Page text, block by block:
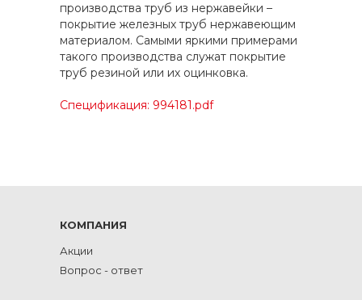
производства труб из нержавейки –
покрытие железных труб нержавеющим
материалом. Самыми яркими примерами
такого производства служат покрытие
труб резиной или их оцинковка.
Спецификация: 994181.pdf
КОМПАНИЯ
Акции
Вопрос - ответ